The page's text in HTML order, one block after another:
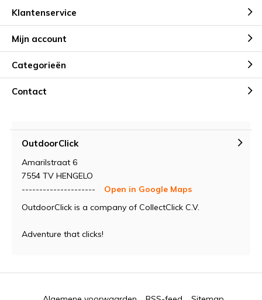
Klantenservice
Mijn account
Categorieën
Contact
OutdoorClick
Amarilstraat 6
7554 TV HENGELO
---------------------
Open in Google Maps
OutdoorClick is a company of CollectClick C.V.
Adventure that clicks!